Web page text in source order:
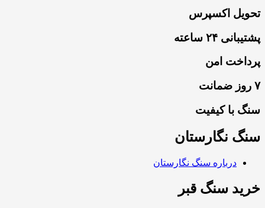
تحویل اکسپرس
پشتیبانی ۲۴ ساعته
پرداخت امن
۷ روز ضمانت
سنگ با کیفیت
سنگ نگارستان
درباره سنگ نگارستان
خرید سنگ قبر